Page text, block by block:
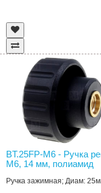
BT.25FP-M6 - Ручка
M6, 14 мм, полиамид
Ручка зажимная; Диам: